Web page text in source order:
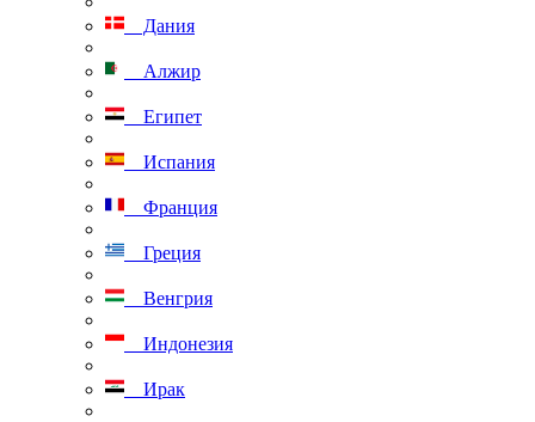
Дания
Алжир
Египет
Испания
Франция
Греция
Венгрия
Индонезия
Ирак